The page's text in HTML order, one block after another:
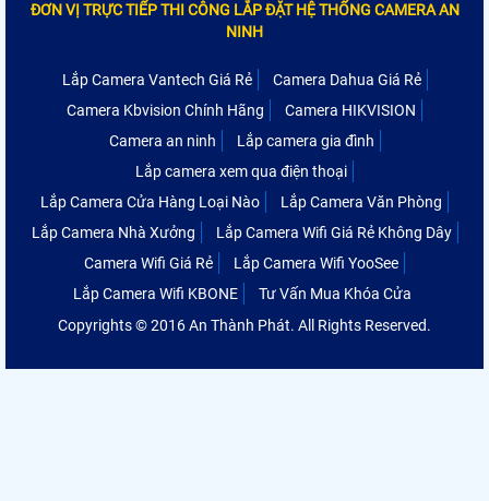
ĐƠN VỊ TRỰC TIẾP THI CÔNG LẮP ĐẶT HỆ THỐNG CAMERA AN
NINH
Lắp Camera Vantech Giá Rẻ
Camera Dahua Giá Rẻ
Camera Kbvision Chính Hãng
Camera HIKVISION
Camera an ninh
Lắp camera gia đình
Lắp camera xem qua điện thoại
Lắp Camera Cửa Hàng Loại Nào
Lắp Camera Văn Phòng
Lắp Camera Nhà Xưởng
Lắp Camera Wifi Giá Rẻ Không Dây
Camera Wifi Giá Rẻ
Lắp Camera Wifi YooSee
Lắp Camera Wifi KBONE
Tư Vấn Mua Khóa Cửa
Copyrights © 2016 An Thành Phát. All Rights Reserved.